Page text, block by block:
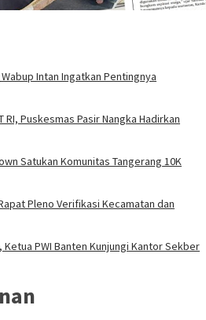
Intan Ingatkan Pentingnya
RI, Puskesmas Pasir Nangka Hadirkan
Satukan Komunitas Tangerang 10K
Pleno Verifikasi Kecamatan dan
PWI Banten Kunjungi Kantor Sekber